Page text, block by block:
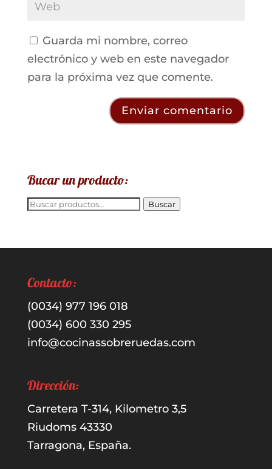
Guarda mi nombre, correo
electrónico y web en este navegador
para la próxima vez que comente.
Bucar un producto:
Buscar
Buscar
Contacto:
(0034) 977 196 018
(0034) 600 330 295
info@cocinassobreruedas.com
Dirección:
Carretera T-314, Kilometro 3,5
Riudoms 43330
Tarragona, España.